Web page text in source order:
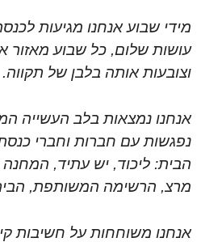
מידי שבוע אנחנו מגיעות
עושות שלום, כל שבוע מאזור
וצובעות אותה בלבן של תקווה.
אנחנו נמצאות בלב העשייה
נפגשות עם חברות וחברי
הבית: ליכוד, יש עתיד, המחנה
מרצ, הרשימה המשותפת,
אנחנו משוחחות על חשיבות